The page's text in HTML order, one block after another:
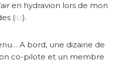
en hydravion lors de mon
(ici).
A bord, une dizaine de
co-pilote et un membre